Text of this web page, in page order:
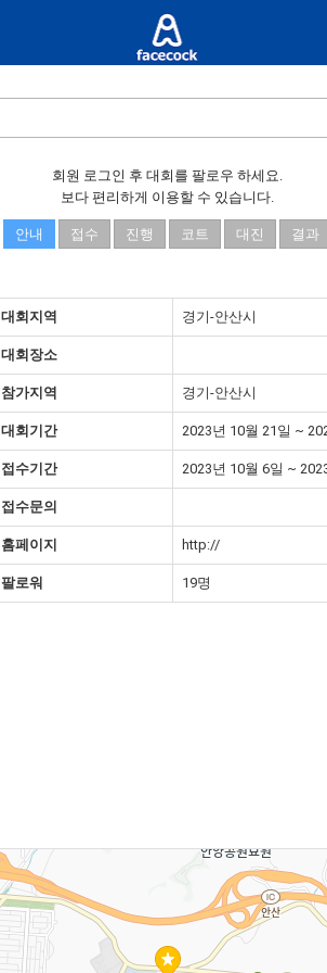
회원 로그인 후 대회를 팔로우 하세요.
보다 편리하게 이용할 수 있습니다.
안내 접수 진행 코트 대진 결과
대회지역 경기-안산시
대회장소
참가지역 경기-안산시
대회기간 2023년 10월 21일 ~
접수기간 2023년 10월 6일 ~
접수문의
홈페이지 http://
팔로워 19명